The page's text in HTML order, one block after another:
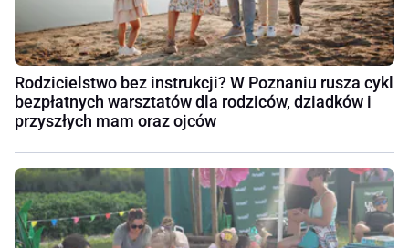
Rodzicielstwo bez instrukcji? W Poznaniu rusza cykl
bezpłatnych warsztatów dla rodziców, dziadków i
przyszłych mam oraz ojców